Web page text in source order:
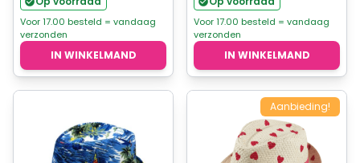
Voor 17.00 besteld = vandaag
verzonden
IN WINKELMAND
Voor 17.00 besteld = vandaag
verzonden
IN WINKELMAND
Aanbieding!